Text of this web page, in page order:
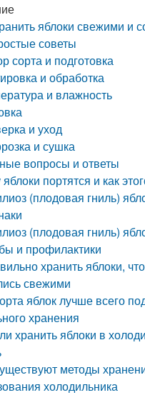
яблоки свежими и
советы
сорта и подготовка
и обработка
и влажность
и уход
и сушка
вопросы и ответы
портятся и как
(плодовая гниль)
(плодовая гниль)
и профилактики
хранить яблоки,
свежими
яблок лучше всего
хранения
хранить яблоки в
методы
холодильника